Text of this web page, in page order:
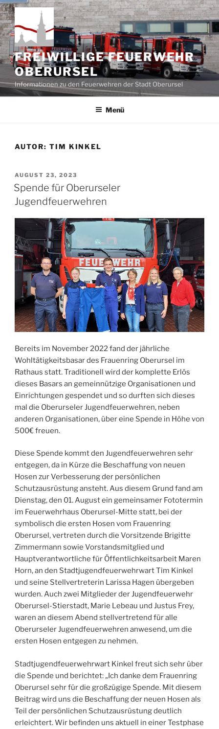
Zum
Inhalt
springen
FREIWILLIGE FEUERWEHR
OBERURSEL
Informationen zu den Feuerwehren der Stadt Oberursel
Menü
AUTOR: TIM KINKEL
VERÖFFENTLICHT
AM
AUGUST 23, 2023
Spende für Oberurseler
Jugendfeuerwehren
Bereits im November 2022 fand der jährliche
Wohltätigkeitsbasar des Frauenring Oberursel im
Rathaus statt. Traditionell wird der komplette Erlös
dieses Basars an gemeinnützige Organisationen und
Einrichtungen gespendet und so durften sich dieses
mal die Oberurseler Jugendfeuerwehren, neben
anderen Organisationen, über eine Spende in Höhe von
500€ freuen.
Diese Spende kommt den Jugendfeuerwehren sehr
entgegen, da in Kürze die Beschaffung von neuen
Hosen zur Verbesserung der persönlichen
Schutzausrüstung ansteht. Aus diesem Grund fand am
Dienstag, den 01. August ein gemeinsamer Fototermin
im Feuerwehrhaus Oberursel-Mitte statt, bei der
symbolisch die ersten Hosen vom Frauenring
Oberursel, vertreten durch die Vorsitzende Brigitte
Zimmermann sowie Vorstandsmitglied und
Hauptverantwortliche für Öffentlichkeitsarbeit Maren
Horn, an den Stadtjugendfeuerwehrwart Tim Kinkel
und seine Stellvertreterin Larissa Hagen übergeben
wurden. Auch zwei Mitglieder der Jugendfeuerwehr
Oberursel-Stierstadt, Marie Lebeau und Justus Frey,
waren an diesem Abend stellvertretend für alle
Oberurseler Jugendfeuerwehren anwesend, um die
ersten Hosen entgegen zu nehmen.
Stadtjugendfeuerwehrwart Kinkel freut sich sehr über
die Spende und berichtet: „Ich danke dem Frauenring
Oberursel sehr für die großzügige Spende. Mit diesem
Beitrag wird uns die Beschaffung der neuen Hosen als
Teil der persönlichen Schutzausrüstung deutlich
erleichtert. Wir befinden uns aktuell in einer Testphase